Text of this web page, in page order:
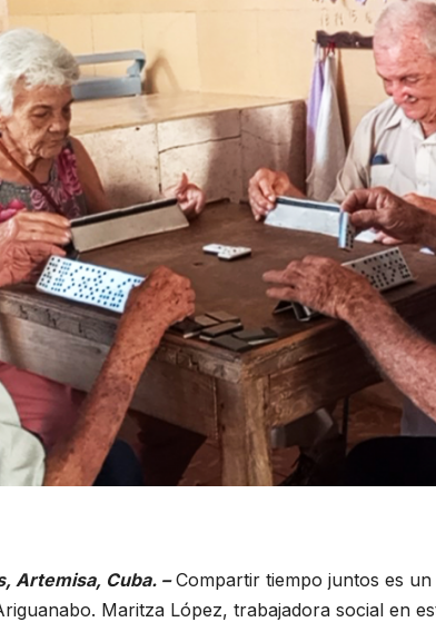
Artemisa, Cuba. – Compartir tiempo juntos es
Maritza López, trabajadora social en